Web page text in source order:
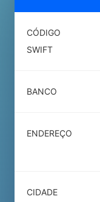
CÓDIGO
SWIFT
BANCO
ENDEREÇO
CIDADE